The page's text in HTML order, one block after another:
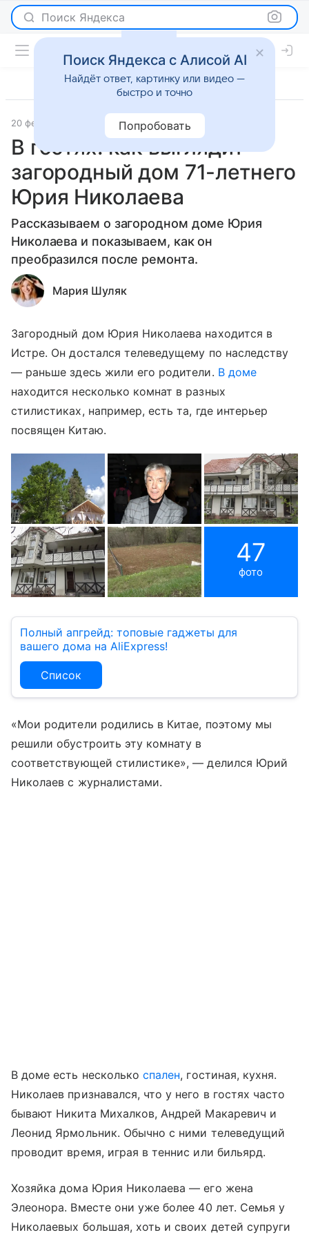
Поиск Яндекса
20 февраля 2020 История успеха
В гостях: как выглядит
загородный дом 71-летнего
Юрия Николаева
Рассказываем о загородном доме Юрия
Николаева и показываем, как он
преобразился после ремонта.
Мария Шуляк
Загородный дом Юрия Николаева находится в
Истре. Он достался телеведущему по наследству
— раньше здесь жили его родители. В доме
находится несколько комнат в разных
стилистиках, например, есть та, где интерьер
посвящен Китаю.
47
фото
Полный апгрейд: топовые гаджеты для
вашего дома на AliExpress!
Список
«Мои родители родились в Китае, поэтому мы
решили обустроить эту комнату в
соответствующей стилистике», — делился Юрий
Николаев с журналистами.
В доме есть несколькоспален, гостиная, кухня.
Николаев признавался, что у него в гостях часто
бывают Никита Михалков, Андрей Макаревич и
Леонид Ярмольник. Обычно с ними телеведущий
проводит время, играя в теннис или бильярд.
Хозяйка дома Юрия Николаева — его жена
Элеонора. Вместе они уже более 40 лет. Семья у
Николаевых большая, хоть и своих детей супруги
Поиск Яндекса с Алисой AI
Найдёт ответ, картинку или видео —
быстро и точно
Попробовать